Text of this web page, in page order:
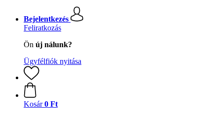
Bejelentkezés
Feliratkozás
Ön új nálunk?
Ügyfélfiók nyitása
Kosár 0 Ft